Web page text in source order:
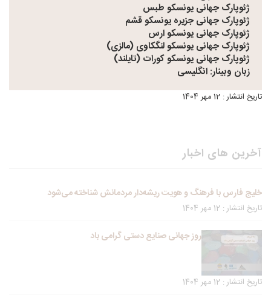
ژئوپارک جهانی یونسکو طبس
ژئوپارک جهانی جزیره یونسکو قشم
ژئوپارک جهانی یونسکو ارس
ژئوپارک جهانی یونسکو لنگکاوی (مالزی)
ژئوپارک جهانی یونسکو کورات (تایلند)
زبان وبینار: انگلیسی
تاریخ انتشار : 12 مهر 1404
آخرین های اخبار
خلیج فارس با فرهنگ و هویت ریشه‌دار مردمانش شناخته می‌شود
تاریخ انتشار : 12 مهر 1404
روز جهانی صنایع دستی گرامی باد
تاریخ انتشار : 12 مهر 1404